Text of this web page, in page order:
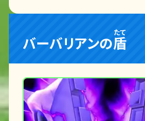
バーバリアンの盾
たて